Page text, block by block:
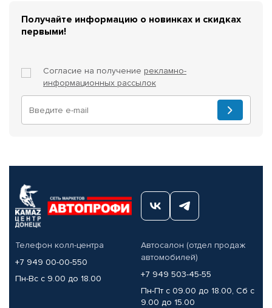
Получайте информацию о новинках и скидках
первыми!
Согласие на получение рекламно-
информационных рассылок
Телефон колл-центра
+7 949 00-00-550
Пн-Вс с 9.00 до 18.00
Автосалон (отдел продаж
автомобилей)
+7 949 503-45-55
Пн-Пт с 09.00 до 18.00, Сб с
9.00 до 15.00